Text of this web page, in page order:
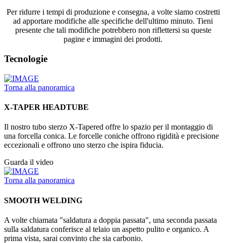
Per ridurre i tempi di produzione e consegna, a volte siamo costretti
ad apportare modifiche alle specifiche dell'ultimo minuto. Tieni
presente che tali modifiche potrebbero non riflettersi su queste
pagine e immagini dei prodotti.
Tecnologie
Torna alla panoramica
X-TAPER HEADTUBE
Il nostro tubo sterzo X-Tapered offre lo spazio per il montaggio di
una forcella conica. Le forcelle coniche offrono rigidità e precisione
eccezionali e offrono uno sterzo che ispira fiducia.
Guarda il video
Torna alla panoramica
SMOOTH WELDING
A volte chiamata "saldatura a doppia passata", una seconda passata
sulla saldatura conferisce al telaio un aspetto pulito e organico. A
prima vista, sarai convinto che sia carbonio.